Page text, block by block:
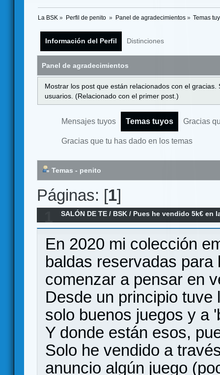
La BSK » Perfil de penito » Panel de agradecimientos» Temas
Información del Perfil Distinciones
Panel de agradecimientos
Mostrar los post que están relacionados con el
usuarios. (Relacionado con el primer post.)
Mensajes tuyos Temas tuyos Gracias
Gracias que tu has dado en los temas
Temas - penito
Páginas: [1]
SALÓN DE TE / BSK / Pues he vendido 5k€ en
En 2020 mi colección
baldas reservadas
comenzar a pensar en
Desde un principio
solo buenos juegos y a
Y donde están esos,
Solo he vendido a
anuncio algún juego